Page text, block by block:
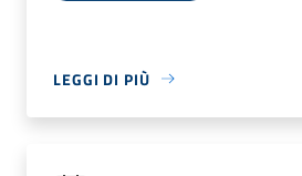
LEGGI DI PIÙ